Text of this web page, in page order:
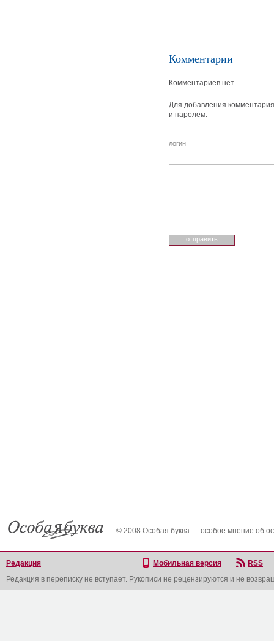
Комментарии
Комментариев нет.
Для добавления
и паролем.
логин
© 2008 Особая буква — особое мнение об
Редакция Мобильная версия
RSS
Редакция в переписку не вступает. Рукописи не рецензируются и не